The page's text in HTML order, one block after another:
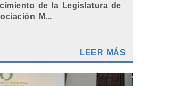
de la Legislatura de
M...
LEER MÁS